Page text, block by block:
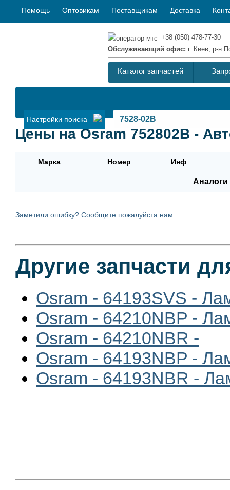
Помощь Оптовикам Поставщикам Доставка
+38 (050) 478-77-30
Обслуживающий офис: г. Киев, р-н
Каталог запчастей
Настройки поиска
Цены на Osram 752802B -
Марка Номер Инф
Аналоги
Заметили ошибку? Сообщите пожалуйста нам.
Другие запчасти
Osram - 64193SVS -
Osram - 64210NBP -
Osram - 64210NBR -
Osram - 64193NBP -
Osram - 64193NBR -